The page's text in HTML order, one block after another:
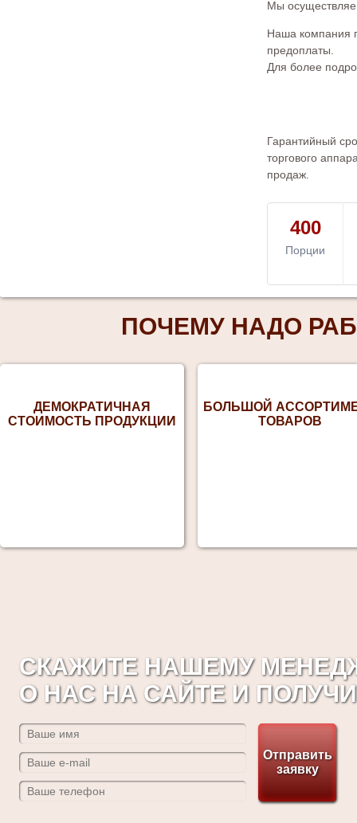
Мы
Наша компания
предоплаты.
Для более
Гарантийный
торгового
продаж.
400
Порции
ПОЧЕМУ НАДО
ДЕМОКРАТИЧНАЯ
СТОИМОСТЬ ПРОДУКЦИИ
БОЛЬШОЙ
ТОВАРОВ
СКАЖИТЕ НАШЕМУ
О НАС НА САЙТЕ И
Отправить
заявку